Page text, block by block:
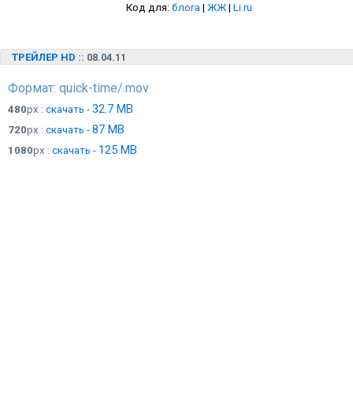
Код для: блога | ЖЖ | Li.ru
ТРЕЙЛЕР HD :: 08.04.11
Формат: quick-time/.mov
480px : скачать - 32.7 MB
720px : скачать - 87 MB
1080px : скачать - 125 MB